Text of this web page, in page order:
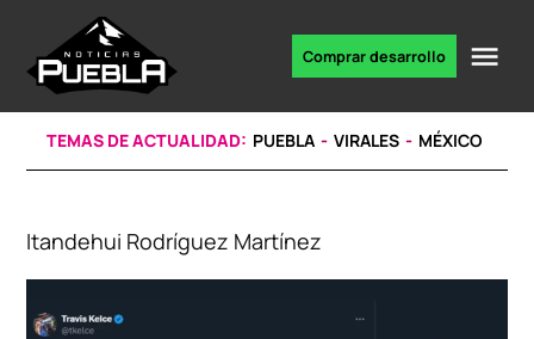
content
noticias
Comprar desarrollo
TEMAS DE ACTUALIDAD: PUEBLA VIRALES MÉXICO
Itandehui Rodríguez Martínez